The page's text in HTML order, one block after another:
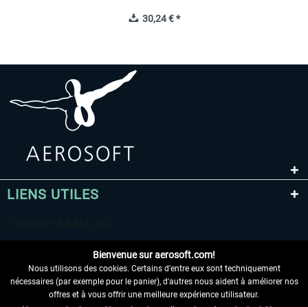
30,24 € *
LIENS UTILES
Bienvenue sur aerosoft.com!
Nous utilisons des cookies. Certains d'entre eux sont techniquement
nécessaires (par exemple pour le panier), d'autres nous aident à améliorer nos
offres et à vous offrir une meilleure expérience utilisateur.